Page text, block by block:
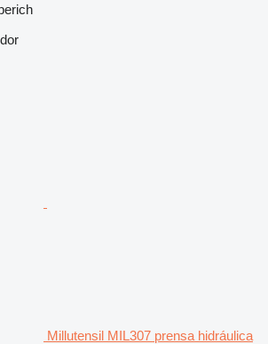
Millutensil MIL307 prensa hidráulica